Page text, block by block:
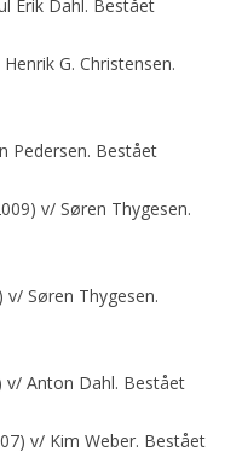
Erik Dahl. Bestået
G. Christensen.
Pedersen. Bestået
v/ Søren Thygesen.
v/ Søren Thygesen.
v/ Anton Dahl. Bestået
v/ Kim Weber. Bestået